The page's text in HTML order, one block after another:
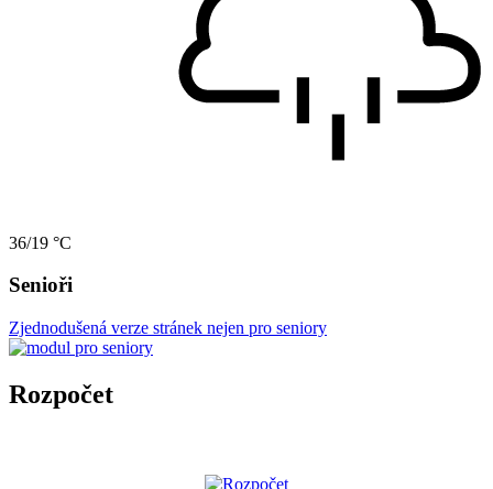
36/19 °C
Senioři
Zjednodušená verze stránek nejen pro seniory
Rozpočet